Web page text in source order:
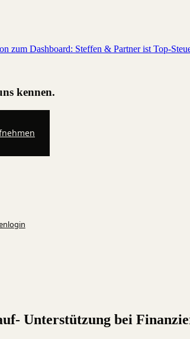
zum Dashboard: Steffen & Partner ist Top-
kennen.
Unterstützung bei